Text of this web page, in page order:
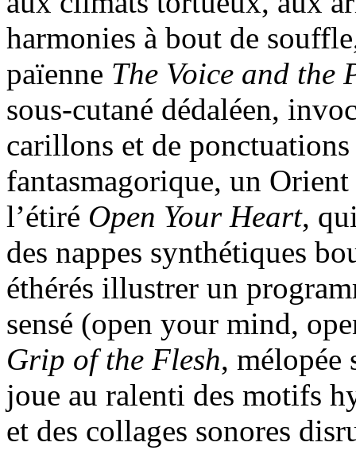
harmonies à bout de
païenne The Voice and the
sous-cutané dédaléen,
carillons et de
fantasmagorique, un
l’étiré Open Your Heart,
des nappes synthétiques
éthérés illustrer un
sensé (open your mind,
Grip of the Flesh, mélopée
joue au ralenti des motifs
et des collages sonores